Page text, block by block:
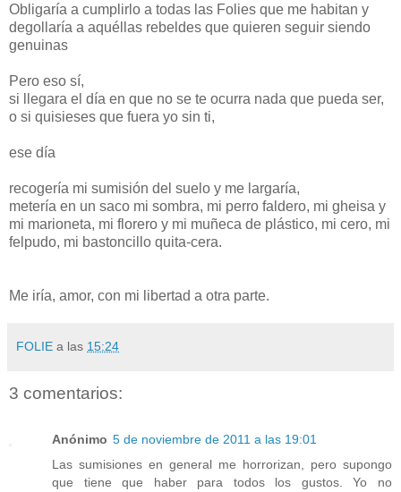
Obligaría a cumplirlo a todas las Folies que me habitan y
degollaría a aquéllas rebeldes que quieren seguir siendo
genuinas
Pero eso sí,
si llegara el día en que no se te ocurra nada que pueda ser,
o si quisieses que fuera yo sin ti,
ese día
recogería mi sumisión del suelo y me largaría,
metería en un saco mi sombra, mi perro faldero, mi gheisa y
mi marioneta, mi florero y mi muñeca de plástico, mi cero, mi
felpudo, mi bastoncillo quita-cera.
Me iría, amor, con mi libertad a otra parte.
FOLIE a las 15:24
3 comentarios:
Anónimo 5 de noviembre de 2011 a las 19:01
Las sumisiones en general me horrorizan, pero supongo
que tiene que haber para todos los gustos. Yo no